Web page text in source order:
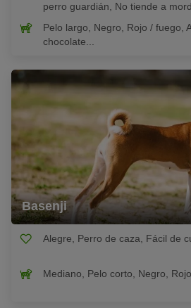
perro guardián, No tiende a
Pelo largo, Negro, Rojo / fuego,
chocolate...
Basenji
Alegre, Perro de caza, Fácil de
Mediano, Pelo corto, Negro,